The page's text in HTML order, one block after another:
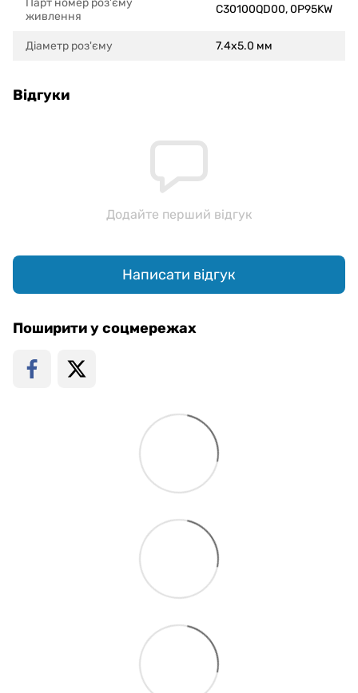
Парт номер роз'єму
живлення
C30100QD00, 0P95KW
Діаметр роз'єму 7.4x5.0 мм
Відгуки
Додайте перший відгук
Написати відгук
Поширити у соцмережах